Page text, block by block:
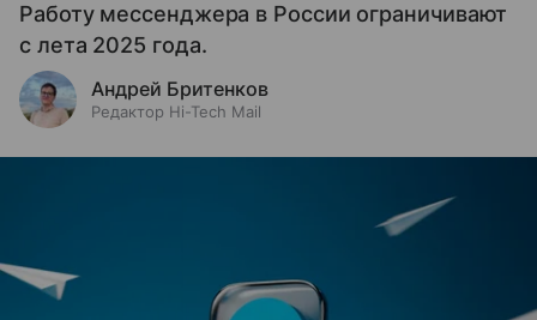
Работу мессенджера в России ограничивают
с лета 2025 года.
Андрей Бритенков
Редактор Hi-Tech Mail